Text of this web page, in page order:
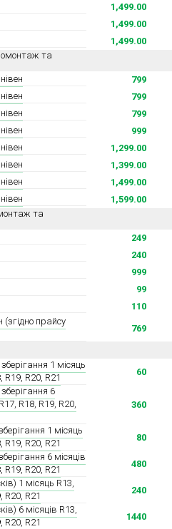
1,499.00
1,499.00
1,499.00
та
799
799
799
999
1,299.00
1,399.00
1,499.00
1,599.00
та
249
240
999
99
110
прайсу
769
1 місяць
R19, R20, R21
60
6
R18, R19, R20,
360
1 місяць
R19, R20, R21
80
6 місяців
R19, R20, R21
480
1 місяць R13,
R20, R21
240
6 місяців R13,
R20, R21
1440